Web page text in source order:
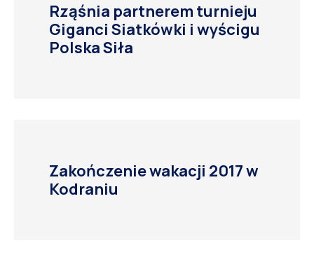
Rząśnia partnerem turnieju
Giganci Siatkówki i wyścigu
Polska Siła
Zakończenie wakacji 2017 w
Kodraniu